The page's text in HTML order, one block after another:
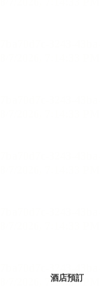
酒店預訂